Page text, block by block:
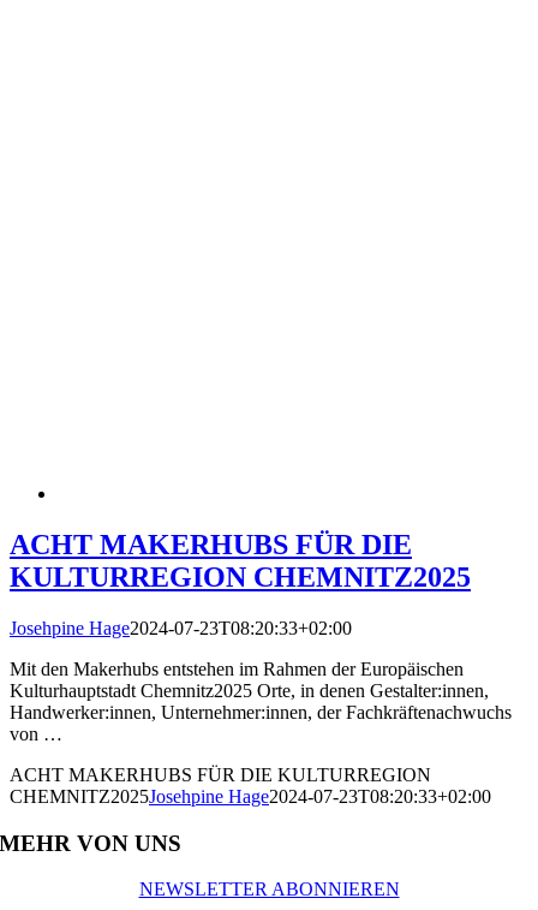
ACHT MAKERHUBS FÜR DIE
KULTURREGION CHEMNITZ2025
Josehpine Hage2024-07-23T08:20:33+02:00
Mit den Makerhubs entstehen im Rahmen der Europäischen
Kulturhauptstadt Chemnitz2025 Orte, in denen Gestalter:innen,
Handwerker:innen, Unternehmer:innen, der Fachkräftenachwuchs
von …
ACHT MAKERHUBS FÜR DIE KULTURREGION
CHEMNITZ2025Josehpine Hage2024-07-23T08:20:33+02:00
MEHR VON UNS
NEWSLETTER ABONNIEREN